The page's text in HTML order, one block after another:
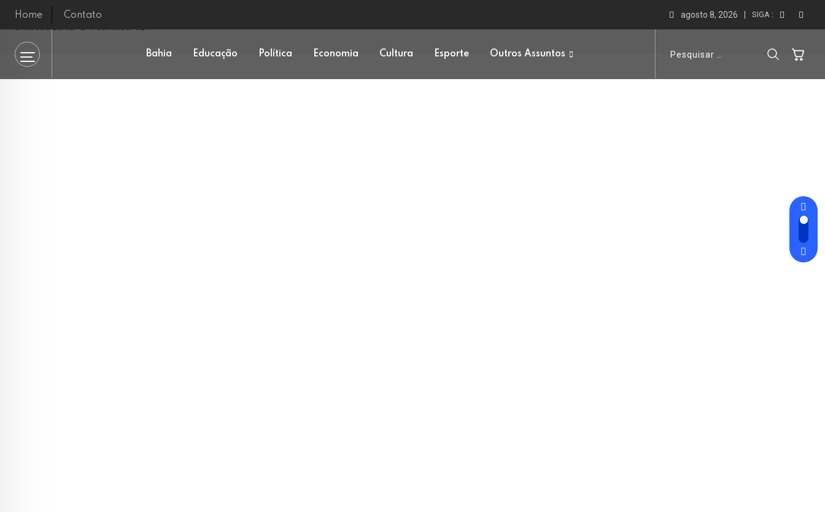
Home Contato agosto 8, 2026 SIGA :
Bahia Educação Política Economia Cultura Esporte Outros Assuntos